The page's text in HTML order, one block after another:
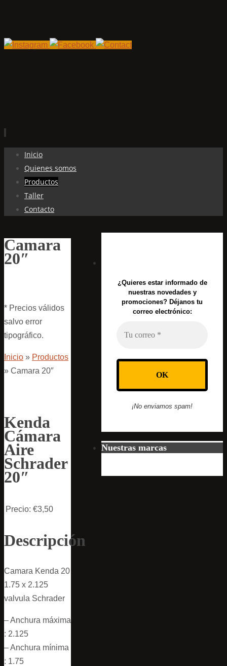
contenido
Inicio
Quienes somos
Productos
Taller
Contacto
Camara
20″
* Precios válidos
salvo error
tipográfico.
Inicio » Productos
» Camara 20″
Kenda
Cámara
Aire
Schrader
20″
Precio: €3,50
Descripción
Camara Kenda 20
1.75 x 2.125
valvula Schrader
– Anchura máxima
: 2.125
– Anchura mínima
: 1.75
¿Quieres estar informado de
nuestras novedades y
promociones? Déjanos tu
correo electrónico:
¡No enviamos spam!
Nuestras marcas